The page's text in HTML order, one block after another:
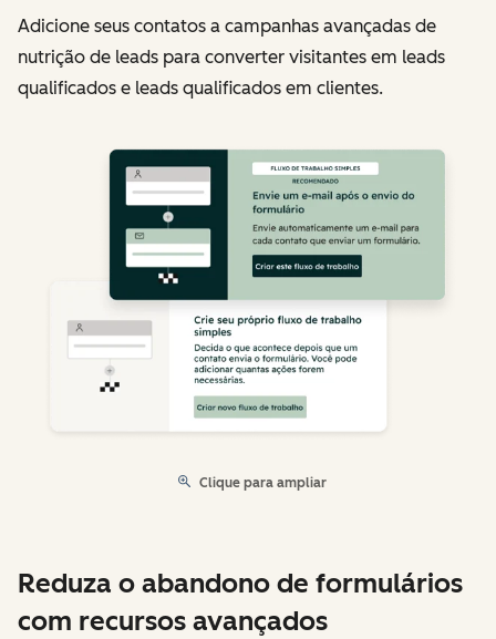
Adicione seus contatos a campanhas avançadas de
nutrição de leads para converter visitantes em leads
qualificados e leads qualificados em clientes.
Clique para ampliar
Reduza o abandono de formulários
com recursos avançados